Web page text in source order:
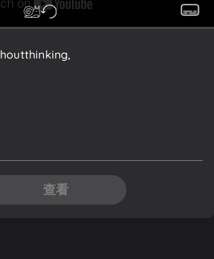
thinking,
查看